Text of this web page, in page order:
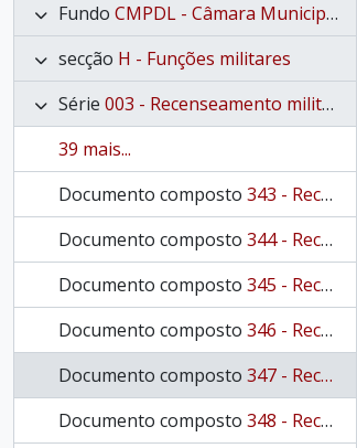
Fundo CMPDL - Câmara Municipal de Ponta Delgada
secção H - Funções militares
Série 003 - Recenseamento militar
39 mais...
Documento composto 343 - Recenseamento de mancebos aptos ao recrutamento militar para 1895
Documento composto 344 - Recenseamento de mancebos aptos ao recrutamento militar para 1896
Documento composto 345 - Recenseamento de mancebos aptos ao recrutamento militar para 1897
Documento composto 346 - Recenseamento de mancebos aptos ao recrutamento militar para 1898
Documento composto 347 - Recenseamento de mancebos aptos ao recrutamento militar para 1899
Documento composto 348 - Recenseamento de mancebos aptos ao recrutamento militar para 1900